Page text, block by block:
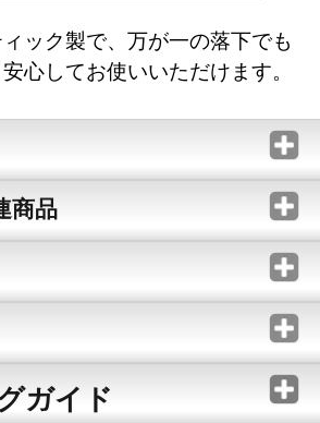
ック製で、万が一の落下でも
心してお使いいただけます。
商品
ガイド